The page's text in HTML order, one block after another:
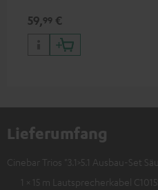
59,99 €
Lieferumfang
Cinebar Trios "3.1>5.1 Ausbau-Set
1 × 15 m Lautsprecherkabel